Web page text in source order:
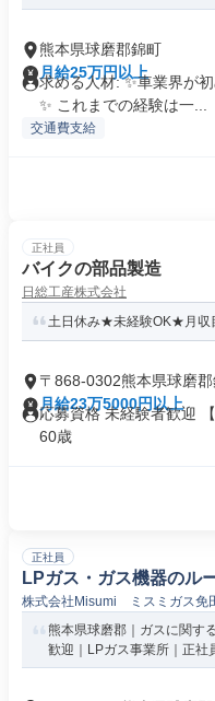
熊本県球磨郡錦町
月給25万円以上
求める人材: ✨️車業界が
✨️ これまでの経験は一...
交通費支給
正社員
バイクの部品製造
日総工産株式会社
土日休み★未経験OK★月収
〒868-0302熊本県球磨
月給23万5000円以上
応募資格 未経験者歓迎
60歳
正社員
LPガス・ガス機器のル
株式会社Misumi ミスミガス免
熊本県球磨郡｜ガスに関す
歓迎｜LPガス事業所｜正社